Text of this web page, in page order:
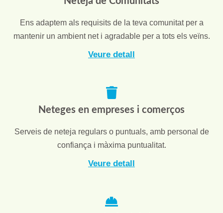
Ens adaptem als requisits de la teva comunitat per a
mantenir un ambient net i agradable per a tots els veïns.
Veure detall
Neteges en empreses i comerços
Serveis de neteja regulars o puntuals, amb personal de
confiança i màxima puntualitat.
Veure detall